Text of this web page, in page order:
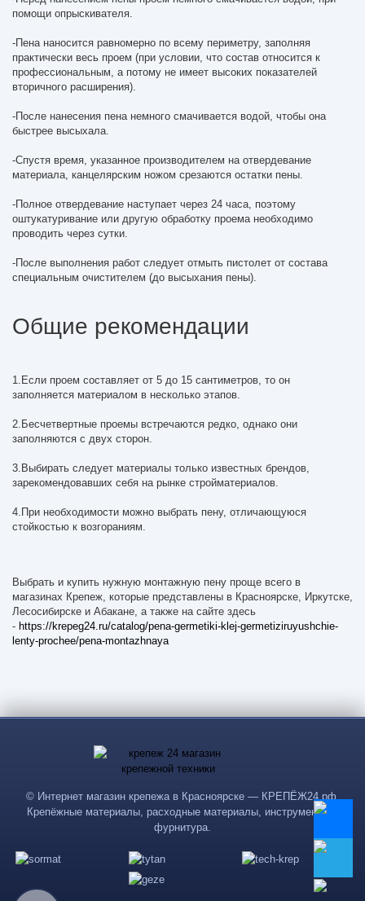
помощи опрыскивателя.
-Пена наносится равномерно по всему периметру, заполняя
практически весь проем (при условии, что состав относится к
профессиональным, а потому не имеет высоких показателей
вторичного расширения).
-После нанесения пена немного смачивается водой, чтобы она
быстрее высыхала.
-Спустя время, указанное производителем на отвердевание
материала, канцелярским ножом срезаются остатки пены.
-Полное отвердевание наступает через 24 часа, поэтому
оштукатуривание или другую обработку проема необходимо
проводить через сутки.
-После выполнения работ следует отмыть пистолет от состава
специальным очистителем (до высыхания пены).
Общие рекомендации
1.Если проем составляет от 5 до 15 сантиметров, то он
заполняется материалом в несколько этапов.
2.Бесчетвертные проемы встречаются редко, однако они
заполняются с двух сторон.
3.Выбирать следует материалы только известных брендов,
зарекомендовавших себя на рынке стройматериалов.
4.При необходимости можно выбрать пену, отличающуюся
стойкостью к возгораниям.
Выбрать и купить нужную монтажную пену проще всего в
магазинах Крепеж, которые представлены в Красноярске, Иркутске,
Лесосибирске и Абакане, а также на сайте здесь
- https://krepeg24.ru/catalog/pena-germetiki-klej-germetiziruyushchie-
lenty-prochee/pena-montazhnaya
© Интернет магазин крепежа в Красноярске — КРЕПЁЖ24.рф.
Крепёжные материалы, расходные материалы, инструменты и
фурнитура.